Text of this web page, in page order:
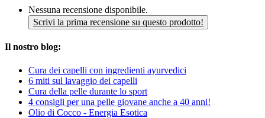
Nessuna recensione disponibile.
Scrivi la prima recensione su questo prodotto!
Il nostro blog:
Cura dei capelli con ingredienti ayurvedici
6 miti sul lavaggio dei capelli
Cura della pelle durante lo sport
4 consigli per una pelle giovane anche a 40 anni!
Olio di Cocco - Energia Esotica